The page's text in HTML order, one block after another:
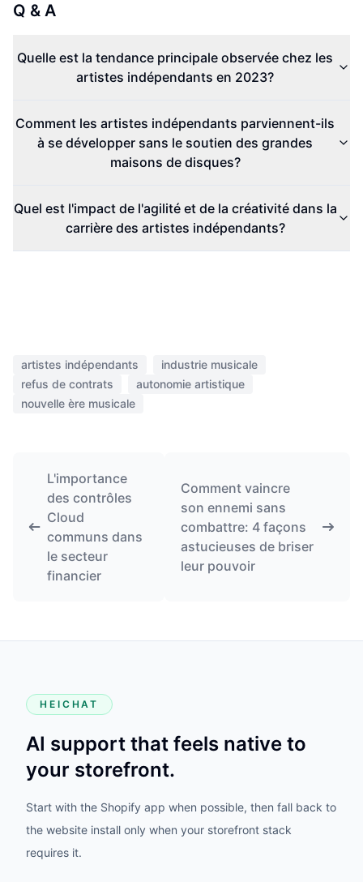
Q & A
Quelle est la tendance principale observée chez les
artistes indépendants en 2023?
Comment les artistes indépendants parviennent-ils
à se développer sans le soutien des grandes
maisons de disques?
Quel est l'impact de l'agilité et de la créativité dans la
carrière des artistes indépendants?
artistes indépendants
industrie musicale
refus de contrats
autonomie artistique
nouvelle ère musicale
L'importance
des contrôles
Cloud
communs dans
le secteur
financier
Comment vaincre
son ennemi sans
combattre: 4 façons
astucieuses de briser
leur pouvoir
HEICHAT
AI support that feels native to
your storefront.
Start with the Shopify app when possible, then fall back to
the website install only when your storefront stack
requires it.